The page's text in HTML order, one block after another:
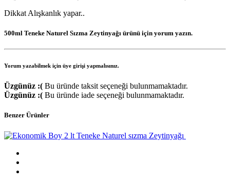
Dikkat Alışkanlık yapar..
500ml Teneke Naturel Sızma Zeytinyağı ürünü için yorum yazın.
Yorum yazabilmek için üye girişi yapmalısınız.
Üzgünüz :( Bu üründe taksit seçeneği bulunmamaktadır.
Üzgünüz :( Bu üründe iade seçeneği bulunmamaktadır.
Benzer Ürünler